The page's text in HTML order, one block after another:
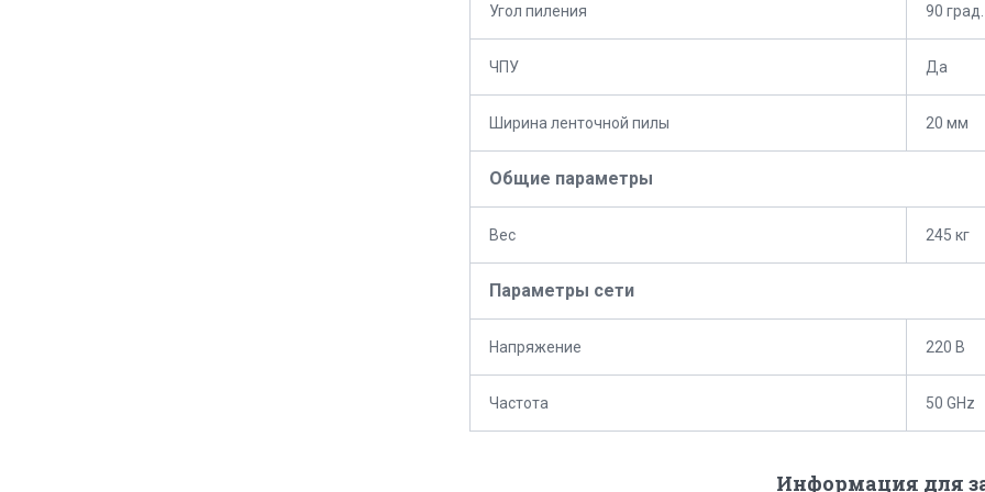
Угол пиления 90 град.
ЧПУ Да
Ширина ленточной пилы 20 мм
Общие параметры
Вес 245 кг
Параметры сети
Напряжение 220 В
Частота 50 GHz
Информация для